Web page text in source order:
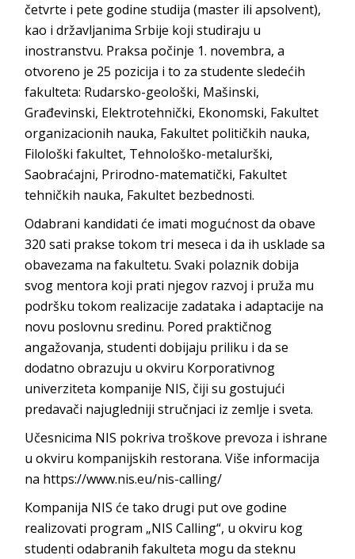
četvrte i pete godine studija (master ili apsolvent),
kao i državljanima Srbije koji studiraju u
inostranstvu. Praksa počinje 1. novembra, a
otvoreno je 25 pozicija i to za studente sledećih
fakulteta: Rudarsko-geološki, Mašinski,
Građevinski, Elektrotehnički, Ekonomski, Fakultet
organizacionih nauka, Fakultet političkih nauka,
Filološki fakultet, Tehnološko-metalurški,
Saobraćajni, Prirodno-matematički, Fakultet
tehničkih nauka, Fakultet bezbednosti.
Odabrani kandidati će imati mogućnost da obave
320 sati prakse tokom tri meseca i da ih usklade sa
obavezama na fakultetu. Svaki polaznik dobija
svog mentora koji prati njegov razvoj i pruža mu
podršku tokom realizacije zadataka i adaptacije na
novu poslovnu sredinu. Pored praktičnog
angažovanja, studenti dobijaju priliku i da se
dodatno obrazuju u okviru Кorporativnog
univerziteta kompanije NIS, čiji su gostujući
predavači najugledniji stručnjaci iz zemlje i sveta.
Učesnicima NIS pokriva troškove prevoza i ishrane
u okviru kompanijskih restorana. Više informacija
na https://www.nis.eu/nis-calling/
Кompanija NIS će tako drugi put ove godine
realizovati program „NIS Calling“, u okviru kog
studenti odabranih fakulteta mogu da steknu